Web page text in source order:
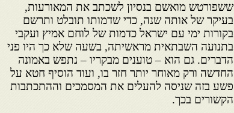
ששפורטש מואשם בנסיון לשכתב את המאורעות,
בעיקר של אותה שנה, כדי שדמותו תובלט ותרשם
בקורות ימי עם ישראל כדמות של לוחם אמיץ ועקבי
בתנועה השבתאית מראשיתה, בשעה שלא כך היו פני
הדברים. גם הוא – טוענים מבקריו – נתפש באמונה
החדשה ורק מאוחר יותר חזר בו, ועוד הוסיף חטא על
פשע בזה שניסה להעלים את המסמכים וההתכתבות
הקשורים בכך.